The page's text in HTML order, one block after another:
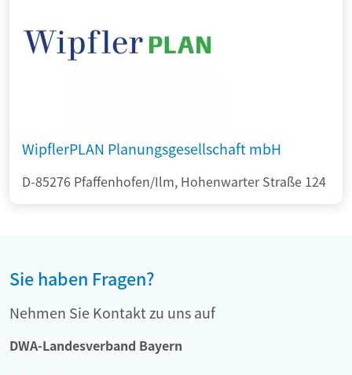
WipflerPLAN Planungsgesellschaft mbH
D-85276 Pfaffenhofen/Ilm, Hohenwarter Straße 124
Sie haben Fragen?
Nehmen Sie Kontakt zu uns auf
DWA-Landesverband Bayern